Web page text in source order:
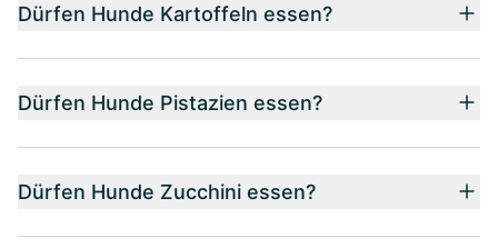
Dürfen Hunde Kartoffeln essen?
Dürfen Hunde Pistazien essen?
Dürfen Hunde Zucchini essen?